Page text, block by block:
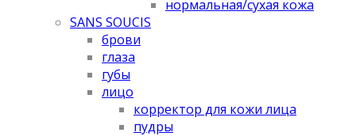
нормальная/cухая кожа
SANS SOUCIS
брови
глаза
губы
лицо
корректор для кожи лица
пудры